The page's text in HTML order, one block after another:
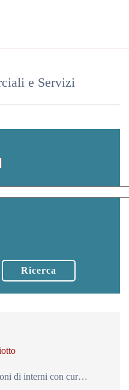
e Servizi
Ricerca
di interni con cur…